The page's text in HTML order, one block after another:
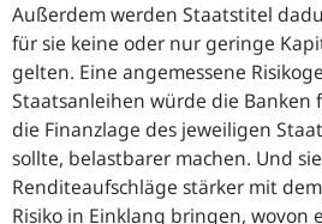
Außerdem werden Staatstitel
für sie keine oder nur geringe
gelten. Eine angemessene
Staatsanleihen würde die Banken
die Finanzlage des jeweiligen
sollte, belastbarer machen. Und
Renditeaufschläge stärker mit
Risiko in Einklang bringen, wovon